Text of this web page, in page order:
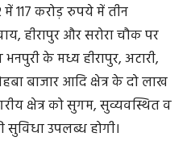
में 117 करोड़ रुपये में तीन
हीरापुर और सरोरा चौक पर
के मध्य हीरापुर, अटारी,
बाजार आदि क्षेत्र के दो लाख
क्षेत्र को सुगम, सुव्यवस्थित व
उपलब्ध होगी।